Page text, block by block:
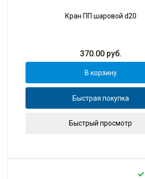
Кран ПП шаровой d20
370.00руб.
В корзину
Быстрая покупка
Быстрый просмотр